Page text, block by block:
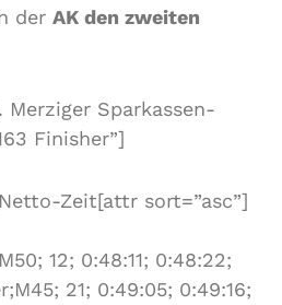
der AK den zweiten
Sparkassen-
Finisher”]
Zeit[attr sort=”asc”]
12; 0:48:11; 0:48:22;
21; 0:49:05; 0:49:16;